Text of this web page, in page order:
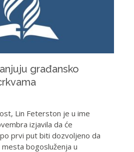
građansko
Lin Feterston je u ime
izjavila da će
prvi put biti dozvoljeno da
bogosluženja u